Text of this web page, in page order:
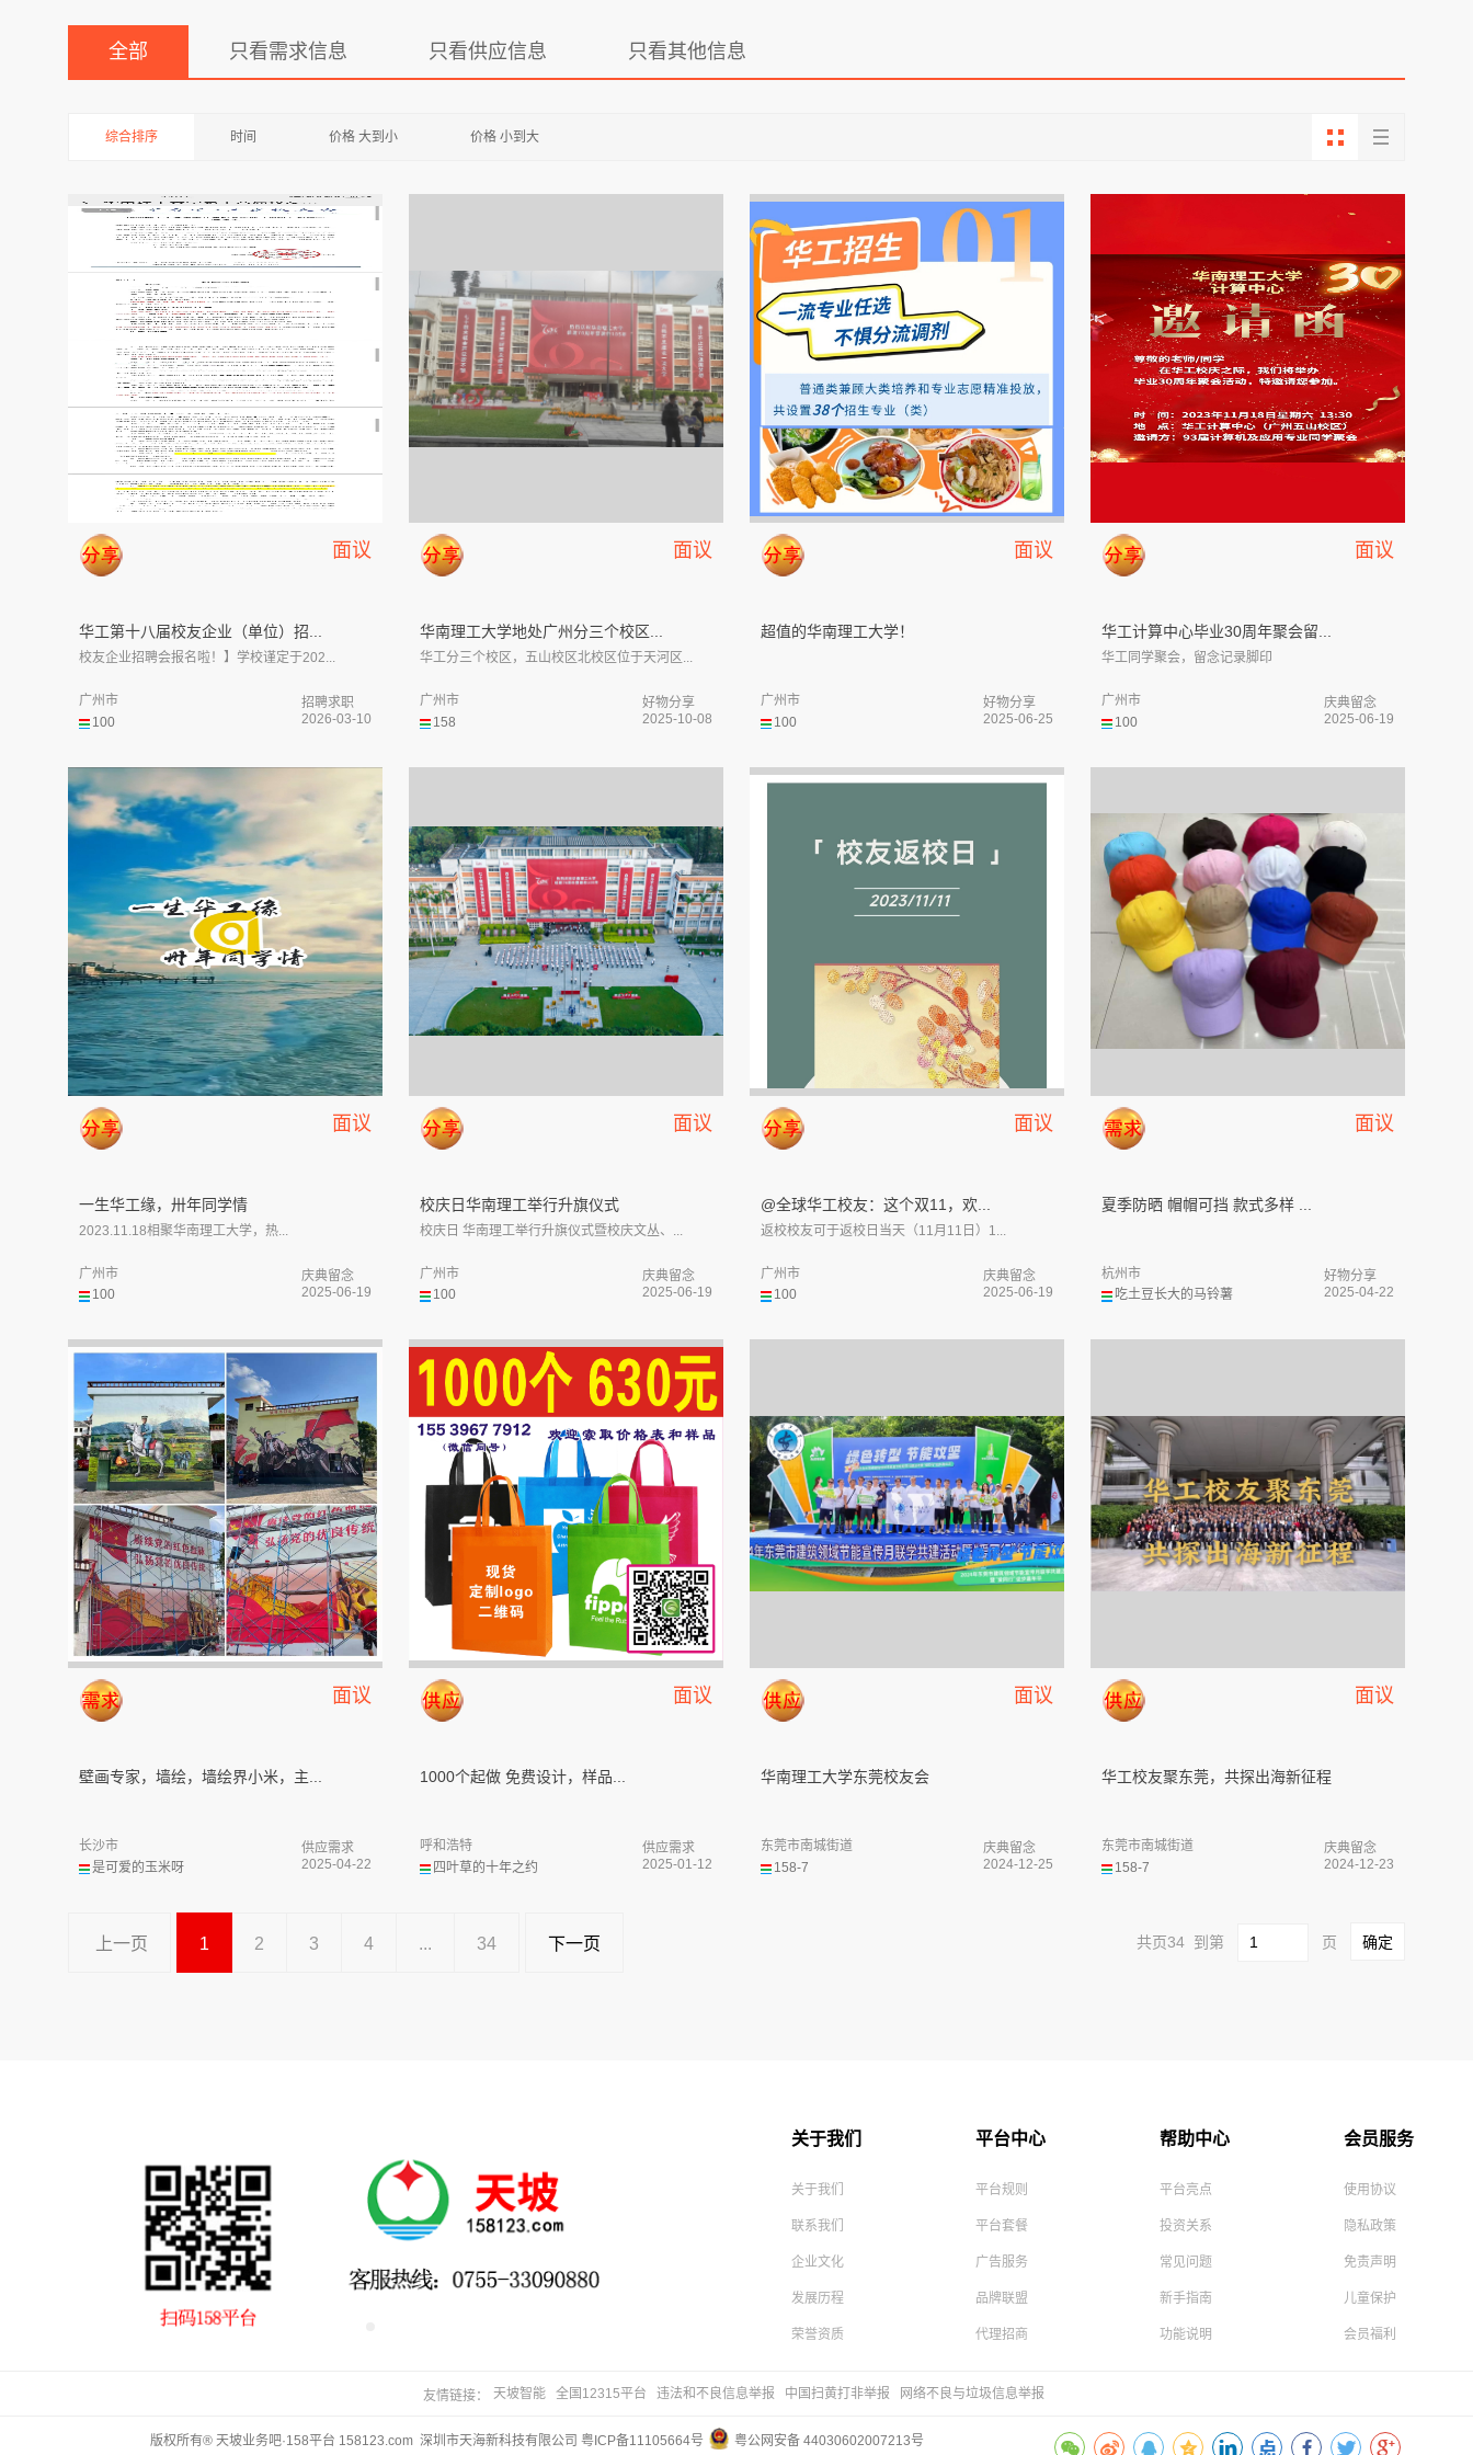
全部 只看需求信息 只看供应信息 只看其他信息
综合排序 时间 价格 大到小 价格 小到大
面议
华工第十八届校友企业（单位）招...
校友企业招聘会报名啦！】学校谨定于202...
100
广州市
招聘求职
2026-03-10
面议
华南理工大学地处广州分三个校区...
华工分三个校区，五山校区北校区位于天河区...
158
广州市
好物分享
2025-10-08
面议
超值的华南理工大学！
100
广州市
好物分享
2025-06-25
面议
华工计算中心毕业30周年聚会留...
华工同学聚会，留念记录脚印
100
广州市
庆典留念
2025-06-19
面议
一生华工缘，卅年同学情
2023.11.18相聚华南理工大学，热...
100
广州市
庆典留念
2025-06-19
面议
校庆日华南理工举行升旗仪式
校庆日 华南理工举行升旗仪式暨校庆文丛、...
100
广州市
庆典留念
2025-06-19
面议
@全球华工校友：这个双11，欢...
返校校友可于返校日当天（11月11日）1...
100
广州市
庆典留念
2025-06-19
面议
夏季防晒 帽帽可挡 款式多样 ...
吃土豆长大的马铃薯
杭州市
好物分享
2025-04-22
面议
壁画专家，墙绘，墙绘界小米，主...
是可爱的玉米呀
长沙市
供应需求
2025-04-22
面议
1000个起做 免费设计，样品...
四叶草的十年之约
呼和浩特
供应需求
2025-01-12
面议
华南理工大学东莞校友会
158-7
东莞市南城街道
庆典留念
2024-12-25
面议
华工校友聚东莞，共探出海新征程
158-7
东莞市南城街道
庆典留念
2024-12-23
上一页 1 2 3 4 ... 34 下一页 共页34 到第 页
关于我们
关于我们
联系我们
企业文化
发展历程
荣誉资质
平台中心
平台规则
平台套餐
广告服务
品牌联盟
代理招商
帮助中心
平台亮点
投资关系
常见问题
新手指南
功能说明
会员服务
使用协议
隐私政策
免责声明
儿童保护
会员福利
友情链接： 天坡智能 全国12315平台 违法和不良信息举报 中国扫黄打非举报 网络不良与垃圾信息举报
版权所有® 天坡业务吧·158平台 158123.com 深圳市天海新科技有限公司 粤ICP备11105664号 粤公网安备 44030602007213号